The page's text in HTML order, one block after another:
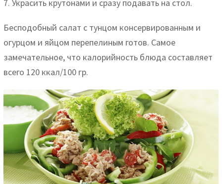
7. Украсить крутонами и сразу подавать на стол.
Бесподобный салат с тунцом консервированным и
огурцом и яйцом перепелиным готов. Самое
замечательное, что калорийность блюда составляет
всего 120 ккал/100 гр.